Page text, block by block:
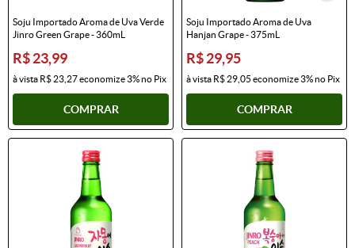
Soju Importado Aroma de Uva Verde
Jinro Green Grape - 360mL
R$ 23,99
à vista R$ 23,27economize3%no Pix
COMPRAR
Soju Importado Aroma de Uva
Hanjan Grape - 375mL
R$ 29,95
à vista R$ 29,05 economize3%no Pix
COMPRAR